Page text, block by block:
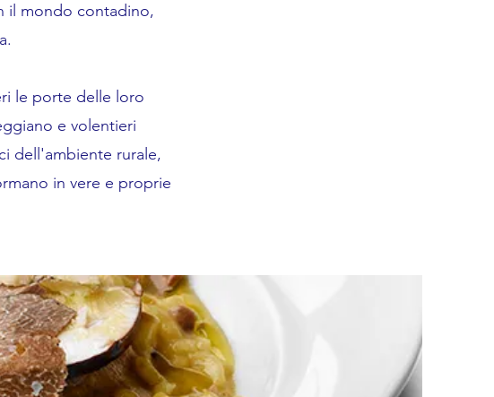
il mondo contadino,
le porte delle loro
e volentieri
dell'ambiente rurale,
in vere e proprie